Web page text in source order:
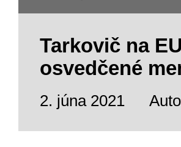
Tarkovič na
osvedčené
2. júna 2021